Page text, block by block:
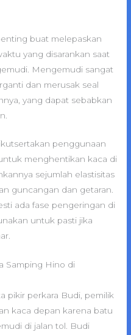
buat melepaskan
yang disarankan saat
Mengemudi sangat
dan merusak seal
yang dapat sebabkan
penggunaan
menghentikan kaca di
sejumlah elastisitas
guncangan dan getaran.
ada fase pengeringan di
untuk pasti jika
Samping Hino di
pikir perkara Budi, pemilik
kaca depan karena batu
di jalan tol. Budi